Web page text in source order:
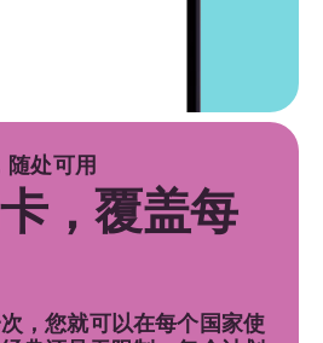
随处可用
，覆盖每
，您就可以在每个国家使